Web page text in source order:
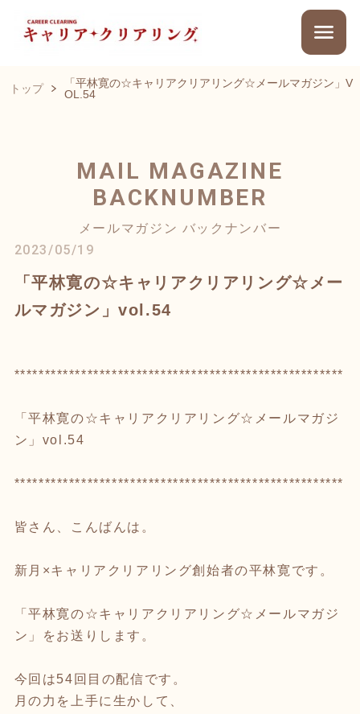
トップ
「平林寛の☆キャリアクリアリング☆メールマガジン」V
OL.54
MAIL MAGAZINE
BACKNUMBER
メールマガジン バックナンバー
2023/05/19
「平林寛の☆キャリアクリアリング☆メー
ルマガジン」vol.54
******************************************************
「平林寛の☆キャリアクリアリング☆メールマガジ
ン」vol.54
******************************************************
皆さん、こんばんは。
新月×キャリアクリアリング創始者の平林寛です。
「平林寛の☆キャリアクリアリング☆メールマガジ
ン」をお送りします。
今回は54回目の配信です。
月の力を上手に生かして、